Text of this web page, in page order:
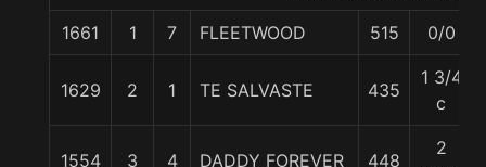
1661 1 7 FLEETWOOD 515 0/0
1629 2 1 TE SALVASTE 435
1 3/4
c
1554 3 4 DADDY FOREVER 448
2